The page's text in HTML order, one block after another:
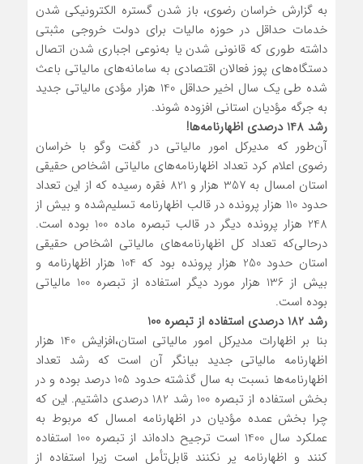
به گزارش خراسان رضوی، باز شدن گستره الکترونیکی شدن
خدمات حداقل در حوزه مالیات برای دولت خروجی مثبتی
داشته طوری که قانونی شدن یا به‌نوعی اجباری شدن اتصال
دستگاه‌های پوز فعالان اقتصادی به سامانه‌های مالیاتی باعث
شده طی یک سال اخیر حداقل 140 هزار مؤدی مالیاتی جدید
به جرگه مؤدیان استانی افزوده شوند.
رشد 148 درصدی اظهارنامه‌ها!
آن‌طور که مدیرکل امور مالیاتی در گفت وگو با خراسان
رضوی اعلام کرد تعداد اظهارنامه‌های مالیاتی اشخاص حقیقی
استان امسال به 357 هزار و 821 فقره رسیده که از این تعداد
حدود 110 هزار پرونده در قالب اظهارنامه تسلیم‌شده و بیش از
248 هزار پرونده دیگر در قالب تبصره ماده 100 بوده است.
درحالی‌که تعداد کل اظهارنامه‌های مالیاتی اشخاص حقیقی
استان حدود 250 هزار پرونده بود که 104 هزار اظهارنامه و
بیش از 136 هزار مورد دیگر استفاده از تبصره 100 مالیاتی
بوده است.
رشد 182 درصدی استفاده از تبصره 100
بنا بر اظهارات مدیرکل امور مالیاتی استان،افزایش 140 هزار
اظهارنامه مالیاتی جدید بیانگر آن است که رشد تعداد
اظهارنامه‌ها نسبت به سال گذشته حدود 105 درصد بوده و در
بخش استفاده از تبصره 100 رشد 182 درصدی داشتیم. این که
چرا بخش عمده مؤدیان در اظهارنامه امسال که مربوط به
عملکرد سال 1400 است ترجیح داده‌اند از تبصره 100 استفاده
کنند و اظهارنامه پر نکنند قابل‌تأمل است زیرا استفاده از